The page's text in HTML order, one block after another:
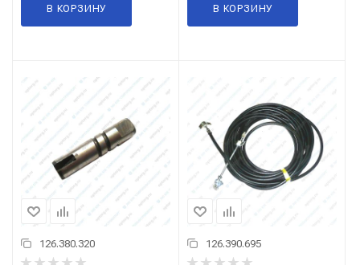
В КОРЗИНУ В КОРЗИНУ
126.380.320 126.390.695